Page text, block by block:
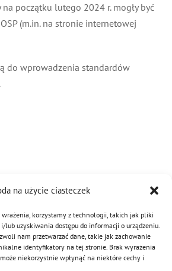
na użycie ciasteczek
korzystamy z technologii, takich jak pliki
lub uzyskiwania dostępu do informacji o urządzeniu.
nam przetwarzać dane, takie jak zachowanie
identyfikatory na tej stronie. Brak wyrażenia
niekorzystnie wpłynąć na niektóre cechy i
początku lutego 2024 r. mogły być
(m.in. na stronie internetowej
do wprowadzenia standardów
Aktualności
się tą informacją